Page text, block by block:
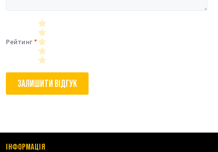
Рейтинг
ЗАЛИШИТИ ВІДГУК
ІНФОРМАЦІЯ